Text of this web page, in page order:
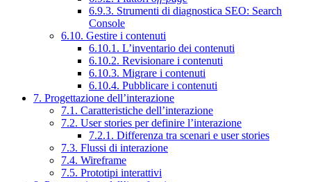
6.9.3. Strumenti di diagnostica SEO: Search
Console
6.10. Gestire i contenuti
6.10.1. L’inventario dei contenuti
6.10.2. Revisionare i contenuti
6.10.3. Migrare i contenuti
6.10.4. Pubblicare i contenuti
7. Progettazione dell’interazione
7.1. Caratteristiche dell’interazione
7.2. User stories per definire l’interazione
7.2.1. Differenza tra scenari e user stories
7.3. Flussi di interazione
7.4. Wireframe
7.5. Prototipi interattivi